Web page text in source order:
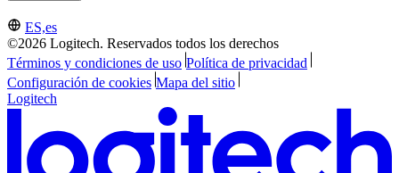
ES,es
©2026 Logitech. Reservados todos los derechos
Términos y condiciones de uso Política de privacidad
Configuración de cookies Mapa del sitio
Logitech